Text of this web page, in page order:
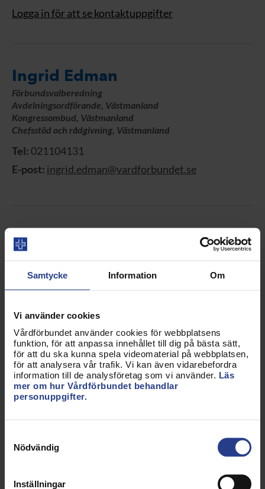
Samtycke Information Om
Vi använder cookies
Vårdförbundet använder cookies för webbplatsens
funktion, för att anpassa innehållet till dig på bästa sätt,
för att du ska kunna spela videomaterial på webbplatsen,
för att analysera vår trafik. Vi kan även vidarebefordra
information till de analysföretag som vi använder. Läs
mer om hur Vårdförbundet behandlar
personuppgifter.
Nödvändig
Inställningar
Logga in för att se kontaktuppgifter
Ingrid Edman
Förbundsvalberedning
Avdelningsordförande, Västmanland
Kongressombud, Västmanland
Chefsstöd och rådgivning, Västmanland
Tel: 021104131
E-post: ingrid.edman@vardforbundet.se
Ulrika Hedelind
Förbundsvalberedning
Kongressombud, Örebro
E-post:ulrika.hedelind@vardforbundet.se
Magnus Hermansson
Förbundsvalberedning